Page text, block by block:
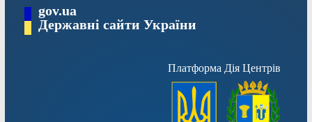
Перейтиgov.ua
Державні сайти України
Платформа Дія Центрів